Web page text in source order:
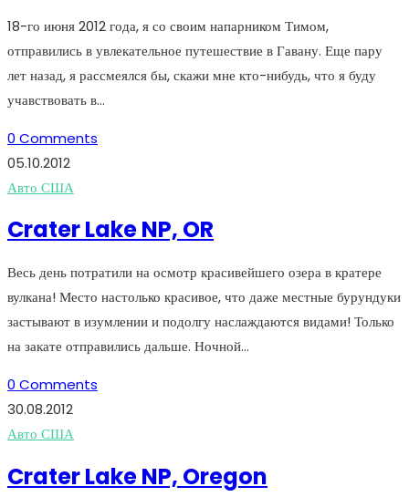
18-го июня 2012 года, я со своим напарником Тимом,
отправились в увлекательное путешествие в Гавану. Еще пару
лет назад, я рассмеялся бы, скажи мне кто-нибудь, что я буду
учавствовать в…
0 Comments
05.10.2012
Авто США
Crater Lake NP, OR
Весь день потратили на осмотр красивейшего озера в кратере
вулкана! Место настолько красивое, что даже местные бурундуки
застывают в изумлении и подолгу наслаждаются видами! Только
на закате отправились дальше. Ночной…
0 Comments
30.08.2012
Авто США
Crater Lake NP, Oregon